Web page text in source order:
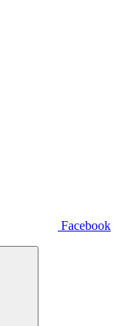
Facebook